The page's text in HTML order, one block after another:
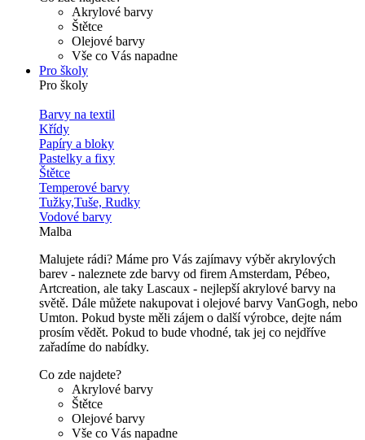
Akrylové barvy
Štětce
Olejové barvy
Vše co Vás napadne
Pro školy
Pro školy
Barvy na textil
Křídy
Papíry a bloky
Pastelky a fixy
Štětce
Temperové barvy
Tužky,Tuše, Rudky
Vodové barvy
Malba
Malujete rádi? Máme pro Vás zajímavy výběr akrylových
barev - naleznete zde barvy od firem Amsterdam, Pébeo,
Artcreation, ale taky Lascaux - nejlepší akrylové barvy na
světě. Dále můžete nakupovat i olejové barvy VanGogh, nebo
Umton. Pokud byste měli zájem o další výrobce, dejte nám
prosím vědět. Pokud to bude vhodné, tak jej co nejdříve
zařadíme do nabídky.
Co zde najdete?
Akrylové barvy
Štětce
Olejové barvy
Vše co Vás napadne